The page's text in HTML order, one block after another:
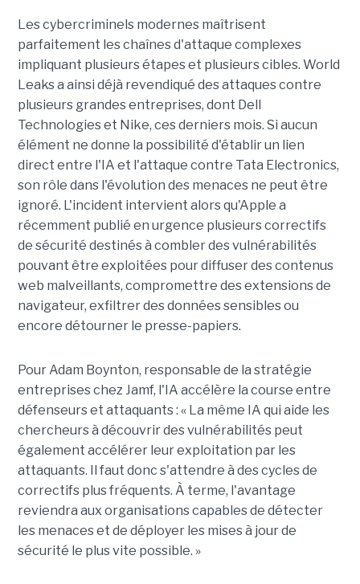
Les cybercriminels modernes maîtrisent
parfaitement les chaînes d'attaque complexes
impliquant plusieurs étapes et plusieurs cibles. World
Leaks a ainsi déjà revendiqué des attaques contre
plusieurs grandes entreprises, dont Dell
Technologies et Nike, ces derniers mois. Si aucun
élément ne donne la possibilité d'établir un lien
direct entre l'IA et l'attaque contre Tata Electronics,
son rôle dans l'évolution des menaces ne peut être
ignoré. L'incident intervient alors qu'Apple a
récemment publié en urgence plusieurs correctifs
de sécurité destinés à combler des vulnérabilités
pouvant être exploitées pour diffuser des contenus
web malveillants, compromettre des extensions de
navigateur, exfiltrer des données sensibles ou
encore détourner le presse-papiers.
PourAdam Boynton, responsable de la stratégie
entreprises chezJamf, l'IA accélère la course entre
défenseurs et attaquants : « La même IA qui aide les
chercheurs à découvrir des vulnérabilités peut
également accélérer leur exploitation par les
attaquants. Il faut donc s'attendre à des cycles de
correctifs plus fréquents. À terme, l'avantage
reviendra aux organisations capables de détecter
les menaces et de déployer les mises à jour de
sécurité le plus vite possible. »